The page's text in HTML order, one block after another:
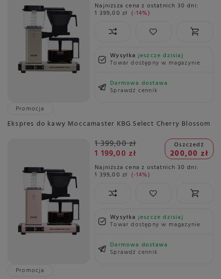
Najniższa cena z ostatnich 30 dni:
1 399,00 zł -14%
Wysyłkajeszcze dzisiaj
Towar dostępny w magazynie
Darmowa dostawa
Sprawdź cennik
Promocja
Ekspres do kawy Moccamaster KBG Select Cherry Blossom
1 399,00 zł
1 199,00 zł
Oszczedź
200,00 zł
Najniższa cena z ostatnich 30 dni:
1 399,00 zł -14%
Wysyłkajeszcze dzisiaj
Towar dostępny w magazynie
Darmowa dostawa
Sprawdź cennik
Promocja